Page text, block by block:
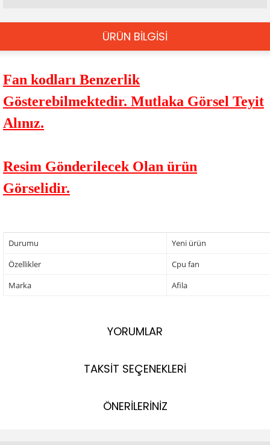
ÜRÜN BİLGİSİ
Fan kodları Benzerlik
Gösterebilmektedir. Mutlaka Görsel Teyit
Alınız.
Resim Gönderilecek Olan ürün
Görselidir.
Durumu
Yeni ürün
Özellikler
Cpu fan
Marka
Afila
YORUMLAR
TAKSİT SEÇENEKLERİ
ÖNERİLERİNİZ